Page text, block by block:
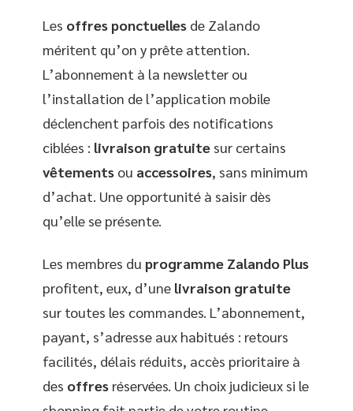
Les offres ponctuelles de Zalando
méritent qu’on y prête attention.
L’abonnement à la newsletter ou
l’installation de l’application mobile
déclenchent parfois des notifications
ciblées : livraison gratuite sur certains
vêtements ou accessoires, sans minimum
d’achat. Une opportunité à saisir dès
qu’elle se présente.
Les membres du programme Zalando Plus
profitent, eux, d’une livraison gratuite
sur toutes les commandes. L’abonnement,
payant, s’adresse aux habitués : retours
facilités, délais réduits, accès prioritaire à
des offres réservées. Un choix judicieux si le